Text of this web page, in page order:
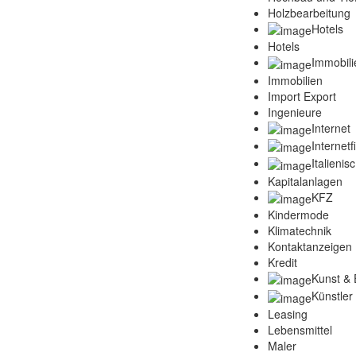
Holzbearbeitung
Hotels
Hotels
Immobilien
Import Export
Ingenieure
Internet
Kapitalanlagen
KFZ
Kindermode
Klimatechnik
Kontaktanzeigen
Kredit
Kunst &
Künstler
Leasing
Lebensmittel
Maler